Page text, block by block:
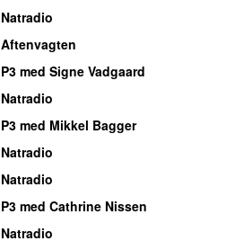
Natradio
Aftenvagten
P3 med Signe Vadgaard
Natradio
P3 med Mikkel Bagger
Natradio
Natradio
P3 med Cathrine Nissen
Natradio